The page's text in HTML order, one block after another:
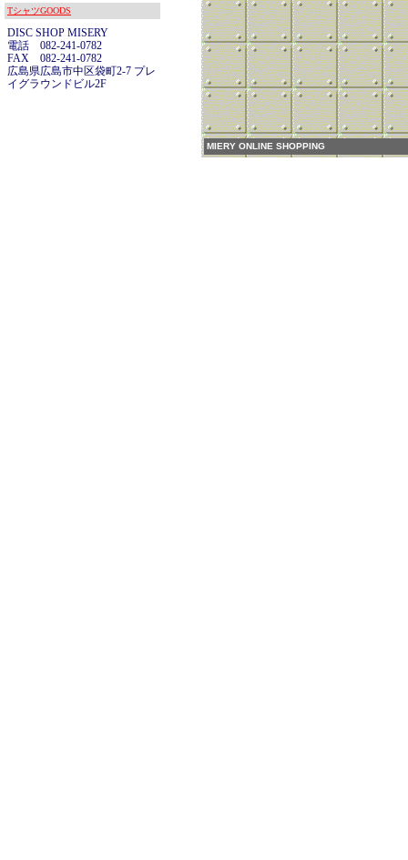
TシャツGOODS
DISC SHOP MISERY
電話 082-241-0782
FAX 082-241-0782
広島県広島市中区袋町2-7 プレ
イグラウンドビル2F
MIERY ONLINE SHOPPING